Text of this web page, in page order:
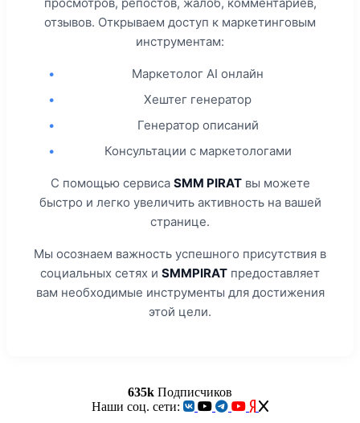
отзывов. Открываем доступ к маркетинговым
инструментам:
•
Маркетолог AI онлайн
•
Хештег генератор
•
Генератор описаний
•
Консультации с маркетологами
С помощью сервиса SMM PIRATвы можете
быстро и легко увеличить активность на вашей
странице.
Мы осознаем важность успешного присутствия в
социальных сетях и SMMPIRAT предоставляет
вам необходимые инструменты для достижения
этой цели.
635k Подписчиков
Наши соц. сети: